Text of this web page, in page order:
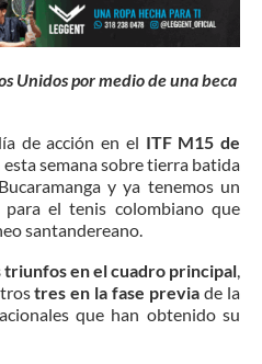
Unidos por medio de una beca
de acción en el ITF M15 de
esta semana sobre tierra batida
y ya tenemos un
el tenis colombiano que
santandereano.
triunfos en el cuadro principal
tres en la fase previa de la
que han obtenido su